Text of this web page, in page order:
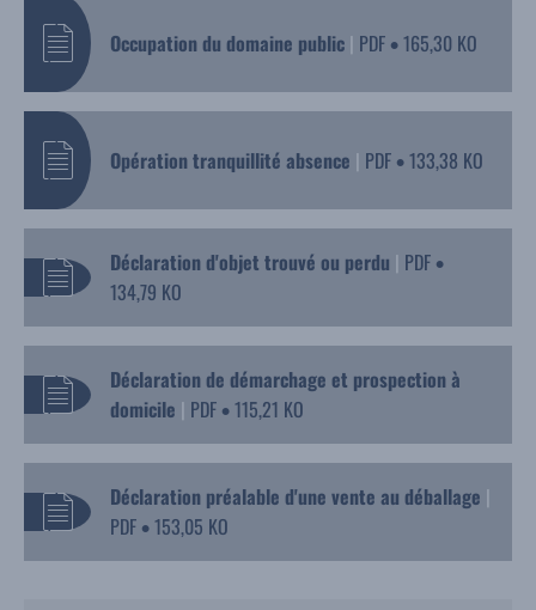
Occupation du domaine public | PDF • 165,30 KO
Opération tranquillité absence | PDF • 133,38 KO
Déclaration d'objet trouvé ou perdu | PDF •
134,79 KO
Déclaration de démarchage et prospection à
domicile | PDF • 115,21 KO
Déclaration préalable d'une vente au déballage |
PDF • 153,05 KO